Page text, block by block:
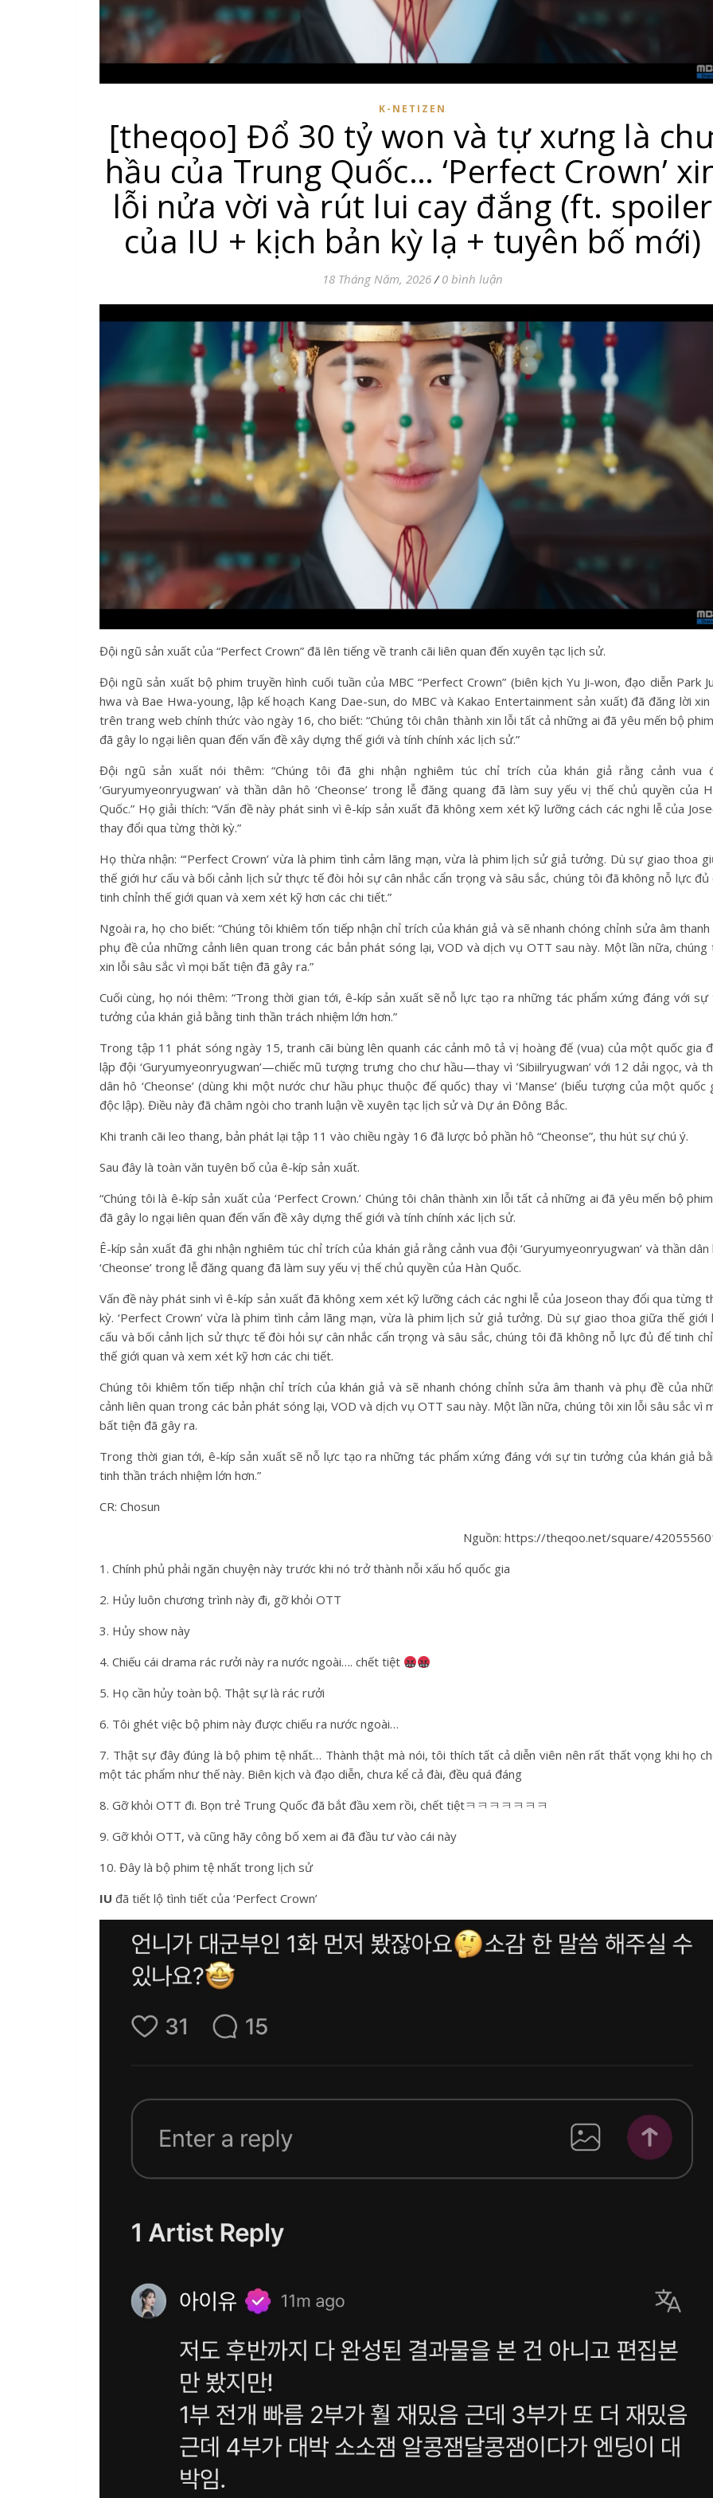
K-NETIZEN
[theqoo] Đổ 30 tỷ won và tự xưng là
hầu của Trung Quốc… ‘Perfect Crown’
lỗi nửa vời và rút lui cay đắng (ft. spoiler
của IU + kịch bản kỳ lạ + tuyên bố mới)
18 Tháng Năm, 2026 / 0 bình luận
Đội ngũ sản xuất của “Perfect Crown” đã lên tiếng về tranh cãi liên quan đến xuyên tạc lịch sử.
Đội ngũ sản xuất bộ phim truyền hình cuối tuần của MBC “Perfect Crown” (biên kịch Yu Ji-won, đạo diễn Park
hwa và Bae Hwa-young, lập kế hoạch Kang Dae-sun, do MBC và Kakao Entertainment sản xuất) đã đăng lời xin
trên trang web chính thức vào ngày 16, cho biết: “Chúng tôi chân thành xin lỗi tất cả những ai đã yêu mến bộ
đã gây lo ngại liên quan đến vấn đề xây dựng thế giới và tính chính xác lịch sử.”
Đội ngũ sản xuất nói thêm: “Chúng tôi đã ghi nhận nghiêm túc chỉ trích của khán giả rằng cảnh vua
‘Guryumyeonryugwan’ và thần dân hô ‘Cheonse’ trong lễ đăng quang đã làm suy yếu vị thế chủ quyền của
Quốc.” Họ giải thích: “Vấn đề này phát sinh vì ê-kíp sản xuất đã không xem xét kỹ lưỡng cách các nghi lễ của
thay đổi qua từng thời kỳ.”
Họ thừa nhận: “‘Perfect Crown’ vừa là phim tình cảm lãng mạn, vừa là phim lịch sử giả tưởng. Dù sự giao thoa
thế giới hư cấu và bối cảnh lịch sử thực tế đòi hỏi sự cân nhắc cẩn trọng và sâu sắc, chúng tôi đã không nỗ lực đủ
tinh chỉnh thế giới quan và xem xét kỹ hơn các chi tiết.”
Ngoài ra, họ cho biết: “Chúng tôi khiêm tốn tiếp nhận chỉ trích của khán giả và sẽ nhanh chóng chỉnh sửa âm thanh
phụ đề của những cảnh liên quan trong các bản phát sóng lại, VOD và dịch vụ OTT sau này. Một lần nữa, chúng
xin lỗi sâu sắc vì mọi bất tiện đã gây ra.”
Cuối cùng, họ nói thêm: “Trong thời gian tới, ê-kíp sản xuất sẽ nỗ lực tạo ra những tác phẩm xứng đáng với sự
tưởng của khán giả bằng tinh thần trách nhiệm lớn hơn.”
Trong tập 11 phát sóng ngày 15, tranh cãi bùng lên quanh các cảnh mô tả vị hoàng đế (vua) của một quốc gia
lập đội ‘Guryumyeonryugwan’—chiếc mũ tượng trưng cho chư hầu—thay vì ‘Sibiilryugwan’ với 12 dải ngọc, và
dân hô ‘Cheonse’ (dùng khi một nước chư hầu phục thuộc đế quốc) thay vì ‘Manse’ (biểu tượng của một quốc
độc lập). Điều này đã châm ngòi cho tranh luận về xuyên tạc lịch sử và Dự án Đông Bắc.
Khi tranh cãi leo thang, bản phát lại tập 11 vào chiều ngày 16 đã lược bỏ phần hô “Cheonse”, thu hút sự chú ý.
Sau đây là toàn văn tuyên bố của ê-kíp sản xuất.
“Chúng tôi là ê-kíp sản xuất của ‘Perfect Crown.’ Chúng tôi chân thành xin lỗi tất cả những ai đã yêu mến bộ
đã gây lo ngại liên quan đến vấn đề xây dựng thế giới và tính chính xác lịch sử.
Ê-kíp sản xuất đã ghi nhận nghiêm túc chỉ trích của khán giả rằng cảnh vua đội ‘Guryumyeonryugwan’ và thần dân
‘Cheonse’ trong lễ đăng quang đã làm suy yếu vị thế chủ quyền của Hàn Quốc.
Vấn đề này phát sinh vì ê-kíp sản xuất đã không xem xét kỹ lưỡng cách các nghi lễ của Joseon thay đổi qua từng
kỳ. ‘Perfect Crown’ vừa là phim tình cảm lãng mạn, vừa là phim lịch sử giả tưởng. Dù sự giao thoa giữa thế giới
cấu và bối cảnh lịch sử thực tế đòi hỏi sự cân nhắc cẩn trọng và sâu sắc, chúng tôi đã không nỗ lực đủ để tinh
thế giới quan và xem xét kỹ hơn các chi tiết.
Chúng tôi khiêm tốn tiếp nhận chỉ trích của khán giả và sẽ nhanh chóng chỉnh sửa âm thanh và phụ đề của
cảnh liên quan trong các bản phát sóng lại, VOD và dịch vụ OTT sau này. Một lần nữa, chúng tôi xin lỗi sâu sắc vì
bất tiện đã gây ra.
Trong thời gian tới, ê-kíp sản xuất sẽ nỗ lực tạo ra những tác phẩm xứng đáng với sự tin tưởng của khán giả
tinh thần trách nhiệm lớn hơn.”
CR: Chosun
Nguồn: https://theqoo.net/square/
1. Chính phủ phải ngăn chuyện này trước khi nó trở thành nỗi xấu hổ quốc gia
2. Hủy luôn chương trình này đi, gỡ khỏi OTT
3. Hủy show này
4. Chiếu cái drama rác rưởi này ra nước ngoài…. chết tiệt
5. Họ cần hủy toàn bộ. Thật sự là rác rưởi
6. Tôi ghét việc bộ phim này được chiếu ra nước ngoài…
7. Thật sự đây đúng là bộ phim tệ nhất… Thành thật mà nói, tôi thích tất cả diễn viên nên rất thất vọng khi họ
một tác phẩm như thế này. Biên kịch và đạo diễn, chưa kể cả đài, đều quá đáng
8. Gỡ khỏi OTT đi. Bọn trẻ Trung Quốc đã bắt đầu xem rồi, chết tiệtㅋㅋㅋㅋㅋㅋㅋ
9. Gỡ khỏi OTT, và cũng hãy công bố xem ai đã đầu tư vào cái này
10. Đây là bộ phim tệ nhất trong lịch sử
IU đã tiết lộ tình tiết của ‘Perfect Crown’